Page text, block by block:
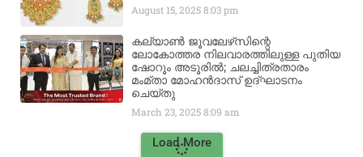
August 15, 20258:03 pm
കല്യാൺ ജൂവലേഴ്‌സിന്റെ
ലോകോത്തര നിലവാരത്തിലുള്ള പുതിയ
ഷോറൂം അടൂരിൽ; ചലച്ചിത്രതാരം
മംമ്താ മോഹൻദാസ് ഉദ്ഘാടനം
ചെയ്‌തു
March 23, 20258:09 am
Load More